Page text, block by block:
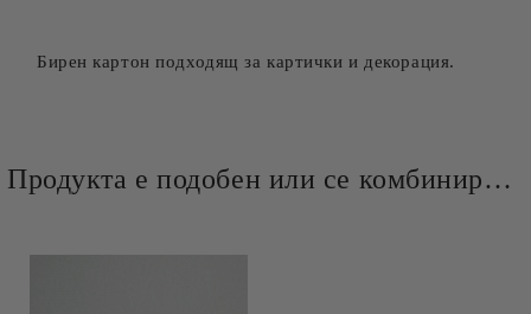
Бирен картон подходящ за картички и декорация.
Продукта е подобен или се комбинира добре и със следните продукти :